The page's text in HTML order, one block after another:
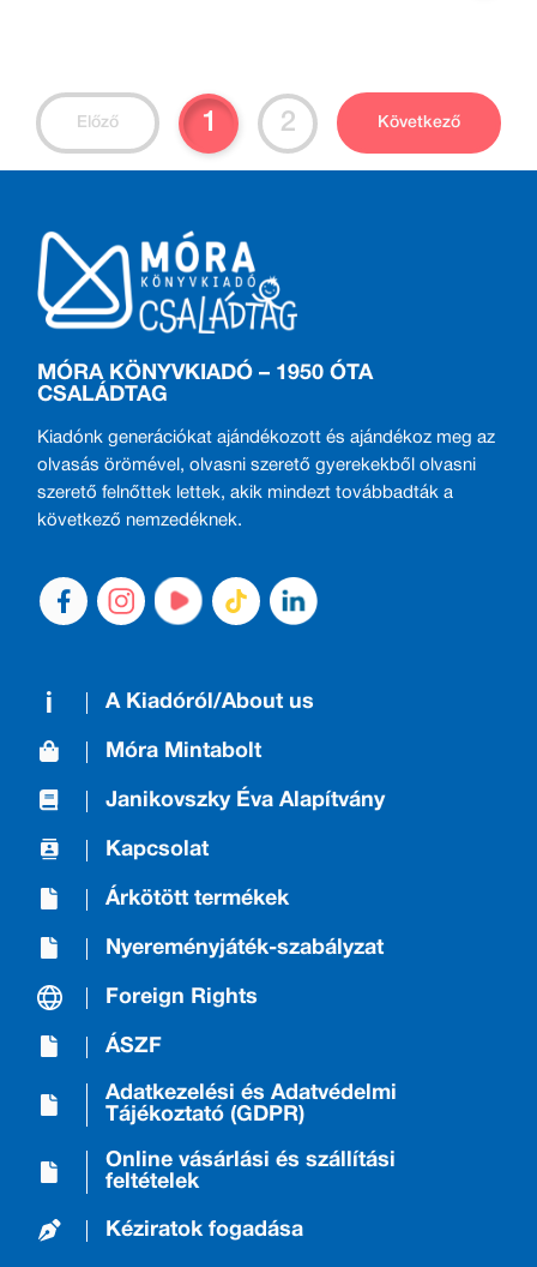
Előző 1 2 Következő
MÓRA KÖNYVKIADÓ – 1950 ÓTA
CSALÁDTAG
Kiadónk generációkat ajándékozott és ajándékoz meg az
olvasás örömével, olvasni szerető gyerekekből olvasni
szerető felnőttek lettek, akik mindezt továbbadták a
következő nemzedéknek.
A Kiadóról/About us
Móra Mintabolt
Janikovszky Éva Alapítvány
Kapcsolat
Árkötött termékek
Nyereményjáték-szabályzat
Foreign Rights
ÁSZF
Adatkezelési és Adatvédelmi
Tájékoztató (GDPR)
Online vásárlási és szállítási
feltételek
Kéziratok fogadása